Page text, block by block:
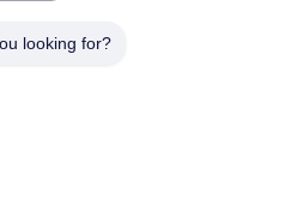
BMW-de Delen van
looking for?